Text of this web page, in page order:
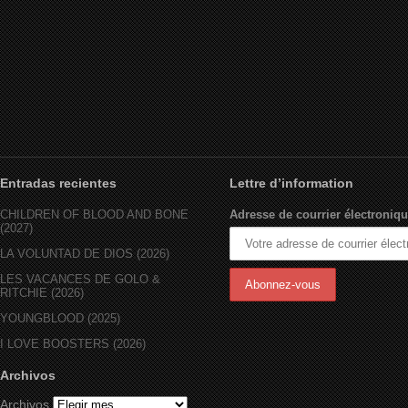
Entradas recientes
CHILDREN OF BLOOD AND BONE
(2027)
LA VOLUNTAD DE DIOS (2026)
LES VACANCES DE GOLO &
RITCHIE (2026)
YOUNGBLOOD (2025)
I LOVE BOOSTERS (2026)
Archivos
Archivos
Lettre d’information
Adresse de courrier
Trouves ton film en Streaming